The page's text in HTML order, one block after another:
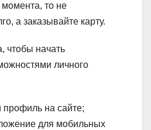
момента, то не
а заказывайте карту.
чтобы начать
личного
профиль на сайте;
для мобильных